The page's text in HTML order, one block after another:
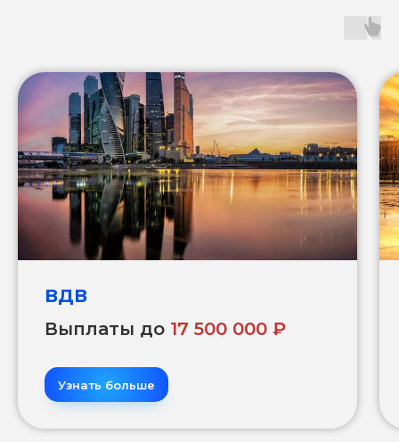
ВДВ
Выплаты до 17 500 000 ₽
Узнать больше